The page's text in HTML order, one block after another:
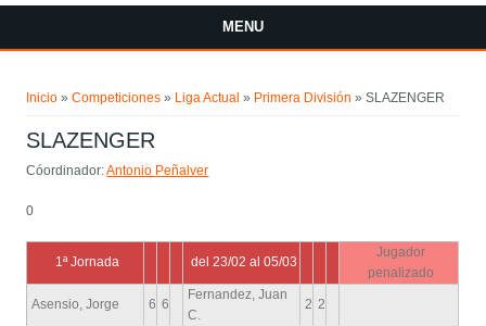
MENU
Inicio »Competiciones » Liga Actual » Primera División » SLAZENGER
SLAZENGER
Cóordinador:Antonio Peñalver
0
1ª Jornada del 23/02 al 05/03
Jugador
penalizado
Asensio, Jorge 6 6
Fernandez, Juan
C.
2 2